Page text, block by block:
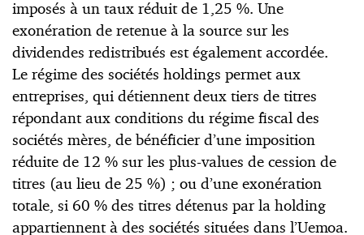
imposés à un taux réduit de 1,25 %. Une
exonération de retenue à la source sur les
dividendes redistribués est également accordée.
Le régime des sociétés holdings permet aux
entreprises, qui détiennent deux tiers de titres
répondant aux conditions du régime fiscal des
sociétés mères, de bénéficier d’une imposition
réduite de 12 % sur les plus-values de cession de
titres (au lieu de 25 %) ; ou d’une exonération
totale, si 60 % des titres détenus par la holding
appartiennent à des sociétés situées dans l’Uemoa.